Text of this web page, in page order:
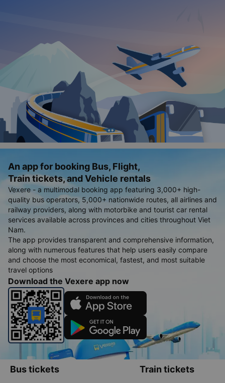
An app for booking Bus, Flight,
Train tickets, and Vehicle rentals
Vexere - a multimodal booking app featuring 3,000+ high-
quality bus operators, 5,000+ nationwide routes, all airlines and
railway providers, along with motorbike and tourist car rental
services available across provinces and cities throughout Viet
Nam.
The app provides transparent and comprehensive information,
along with numerous features that help users easily compare
and choose the most economical, fastest, and most suitable
travel options
Download the Vexere app now
Bus tickets Train tickets